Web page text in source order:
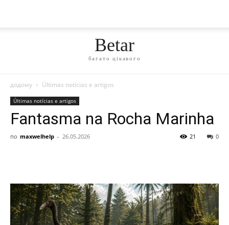
Betar
багато цікавого
додому Últimas notícias e artigos
Últimas notícias e artigos
Fantasma na Rocha Marinha
по maxwelhelp - 26.05.2026 0
21